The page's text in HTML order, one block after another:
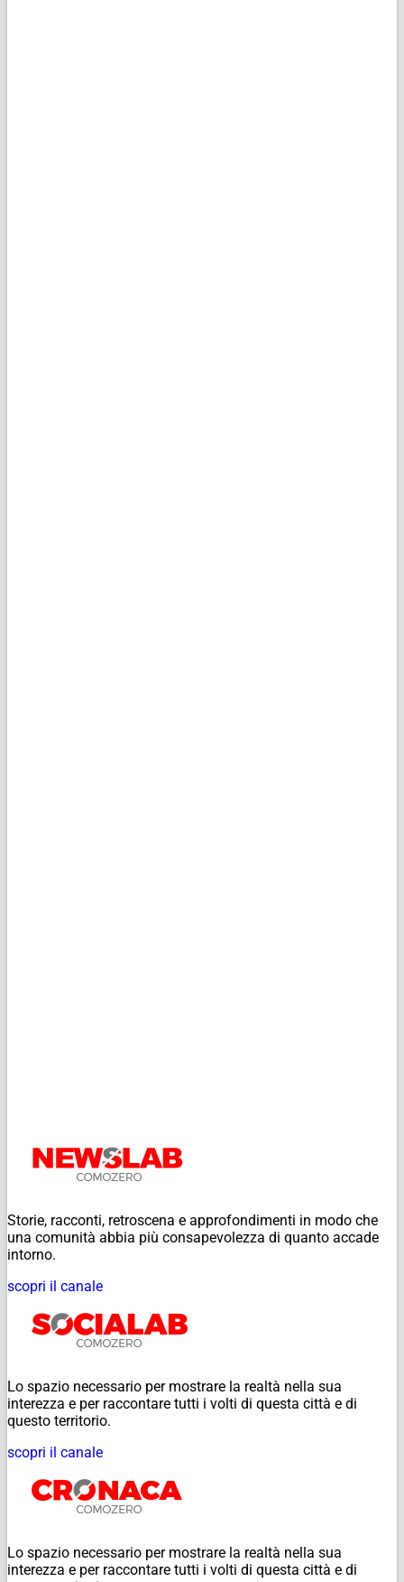
Storie, racconti, retroscena e approfondimenti in modo che
una comunità abbia più consapevolezza di quanto accade
intorno.
scopri il canale
Lo spazio necessario per mostrare la realtà nella sua
interezza e per raccontare tutti i volti di questa città e di
questo territorio.
scopri il canale
Lo spazio necessario per mostrare la realtà nella sua
interezza e per raccontare tutti i volti di questa città e di